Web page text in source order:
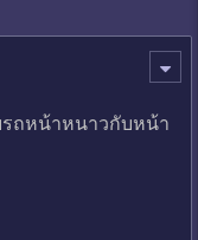
รถหน้าหนาวกับหน้า